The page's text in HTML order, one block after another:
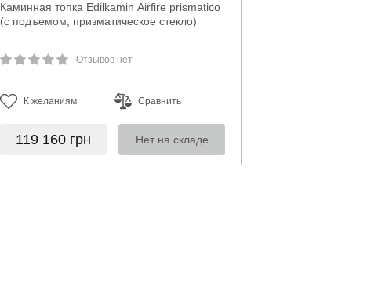
Каминная топка Edilkamin Airfire prismatico
(с подъемом, призматическое стекло)
Отзывов нет
К желаниям Сравнить
119 160 грн Нет на складе